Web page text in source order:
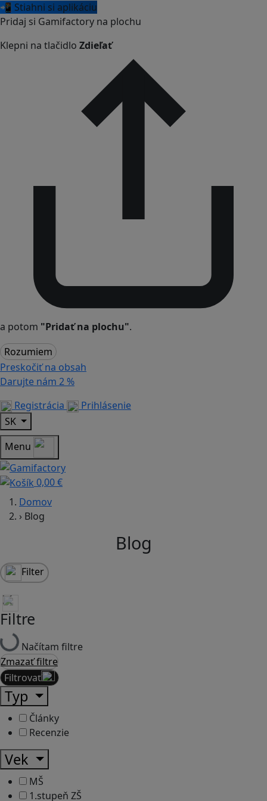
📲 Stiahni si aplikáciu
Pridaj si Gamifactory na plochu
Klepni na tlačidlo Zdieľať
a potom "Pridať na plochu".
Rozumiem
Preskočiť na obsah
Darujte nám 2 %
Registrácia
Prihlásenie
SK
Menu
0,00 €
Domov
› Blog
Blog
Filter
Filtre
Načítam filtre
Zmazať filtre
Filtrovať
Typ
Články
Recenzie
Vek
MŠ
1.stupeň ZŠ